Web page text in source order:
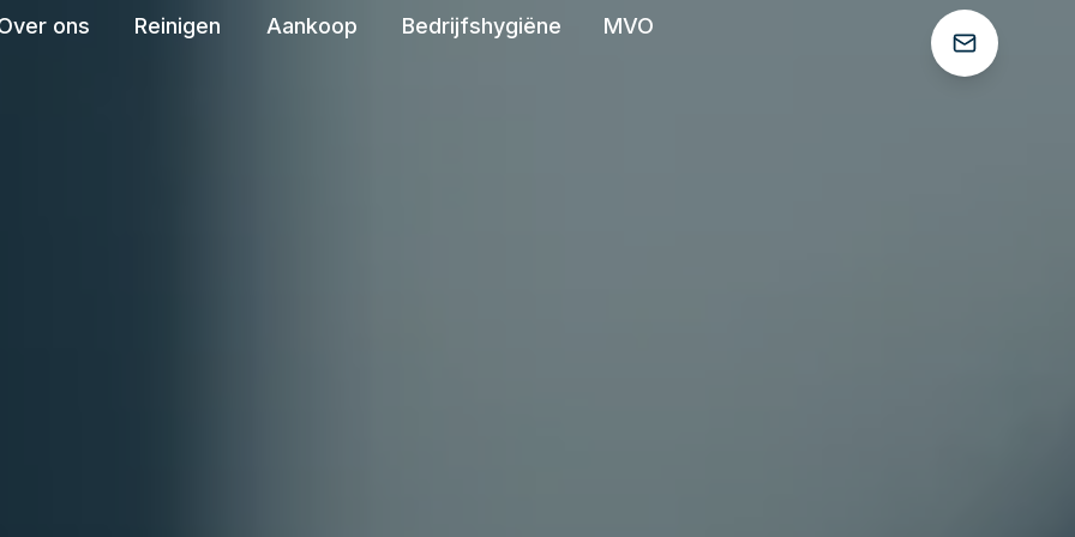
ons Reinigen Aankoop Bedrijfshygiëne MVO